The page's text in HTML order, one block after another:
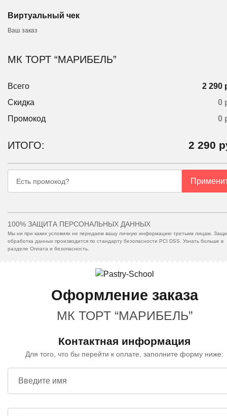
Виртуальный чек
Ваш заказ
МК ТОРТ “МАРИБЕЛЬ”
Всего
2 290
Скидка
0
Промокод
0
ИТОГО: 2 290
Есть промокод?
100% ЗАЩИТА ПЕРСОНАЛЬНЫХ ДАННЫХ
Мы ни при каких условиях не передаем вашу личную информацию третьим лицам.
обработка данных производится по стандарту безопасности PCI DSS. Узнать больше в
разделе Оплата и безопасность.
Оформление заказа
МК ТОРТ “МАРИБЕЛЬ”
Контактная информация
Для того, что бы перейти к оплате, заполните форму ниже:
Введите имя